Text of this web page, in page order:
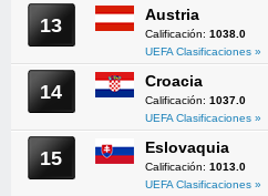
13 Austria
Calificación: 1038.0
UEFA Clasificaciones »
14 Croacia
Calificación: 1037.0
UEFA Clasificaciones »
15 Eslovaquia
Calificación: 1013.0
UEFA Clasificaciones »